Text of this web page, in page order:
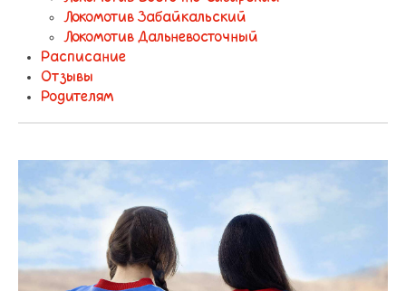
Локомотив Забайкальский
Локомотив Дальневосточный
Расписание
Отзывы
Родителям